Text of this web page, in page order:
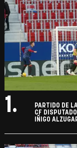
1.
PARTIDO DE
CF
IÑIGO